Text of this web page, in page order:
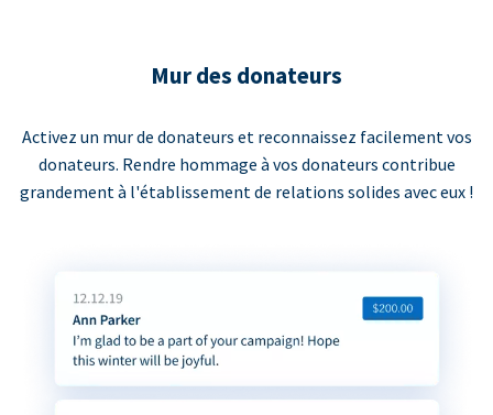
Mur des donateurs
Activez un mur de donateurs et reconnaissez facilement vos
donateurs. Rendre hommage à vos donateurs contribue
grandement à l'établissement de relations solides avec eux !